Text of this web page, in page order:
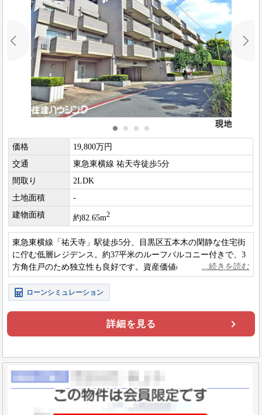
価格
19,800万円
交通
東急東横線 祐天寺徒歩5分
間取り
2LDK
土地面積
-
建物面積
約82.65m2
東急東横線「祐天寺」駅徒歩5分、目黒区五本木の閑静な住宅街
に佇む低層レジデンス。約37平米のルーフバルコニー付きで、3
方角住戸のため独立性も良好です。資産価値の高いオーナーチ
ェンジ物件。
ローンシミュレーション
詳細を見る